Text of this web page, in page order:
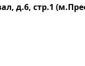
д.6, стр.1